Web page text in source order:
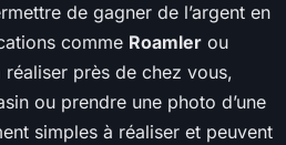
de gagner de l’argent en
comme Roamler ou
près de chez vous,
ou prendre une photo d’une
simples à réaliser et peuvent